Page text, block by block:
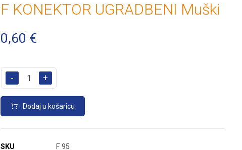
F KONEKTOR UGRADBENI Muški
0,60 €
- +
Dodaj u košaricu
SKU
F 95